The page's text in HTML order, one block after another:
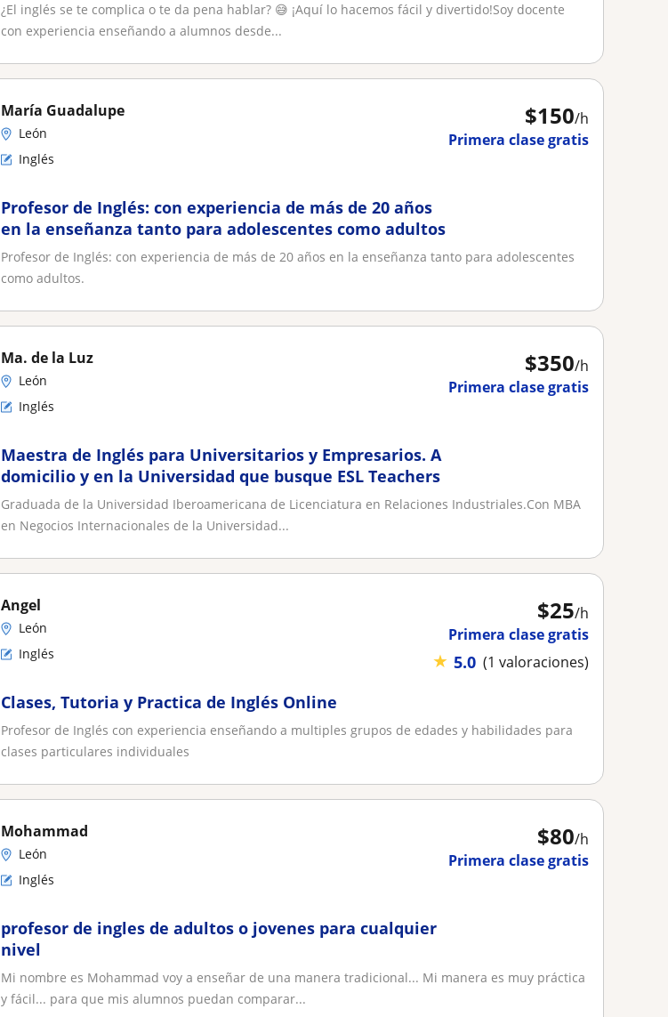
¿El inglés se te complica o te da pena hablar? 😅 ¡Aquí lo hacemos fácil y divertido!Soy docente
con experiencia enseñando a alumnos desde...
$150/h
Primera clase gratis
María Guadalupe
León
Inglés
Profesor de Inglés: con experiencia de más de 20 años
en la enseñanza tanto para adolescentes como adultos
Profesor de Inglés: con experiencia de más de 20 años en la enseñanza tanto para adolescentes
como adultos.
$350/h
Primera clase gratis
Ma. de la Luz
León
Inglés
Maestra de Inglés para Universitarios y Empresarios. A
domicilio y en la Universidad que busque ESL Teachers
Graduada de la Universidad Iberoamericana de Licenciatura en Relaciones Industriales.Con MBA
en Negocios Internacionales de la Universidad...
$25/h
Primera clase gratis
★ 5.0 (1 valoraciones)
Angel
León
Inglés
Clases, Tutoria y Practica de Inglés Online
Profesor de Inglés con experiencia enseñando a multiples grupos de edades y habilidades para
clases particulares individuales
$80/h
Primera clase gratis
Mohammad
León
Inglés
profesor de ingles de adultos o jovenes para cualquier
nivel
Mi nombre es Mohammad voy a enseñar de una manera tradicional... Mi manera es muy práctica
y fácil... para que mis alumnos puedan comparar...